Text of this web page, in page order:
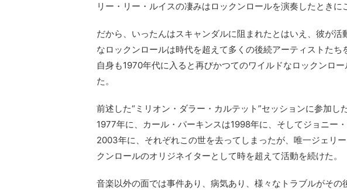
リー・リー・ルイスの凄みはロックンロールを演奏したときに
だから、いったんはスキャンダルに阻まれたとはいえ、彼が
なロックンロールは時代を超えて多くの後続アーティストた
自身も1970年代に入ると再びかつてのワイルドなロックンロ
た。
前述した“ミリオン・ダラー・カルテット”セッションに参加し
1977年に、カール・パーキンスは1998年に、そしてジョニー
2003年に、それぞれこの世を去ってしまったが、唯一ジェリ
クンロールのオリジネイターとして時を超えて活動を続けた。
音楽以外の面では事件あり、病気あり、様々なトラブルがそ